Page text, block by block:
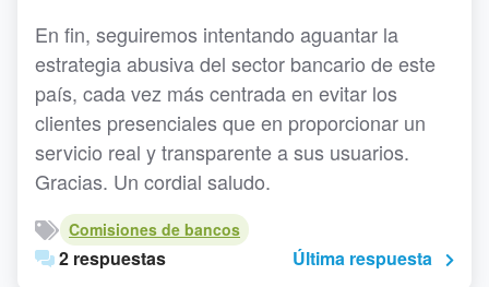
En fin, seguiremos intentando aguantar la
estrategia abusiva del sector bancario de este
país, cada vez más centrada en evitar los
clientes presenciales que en proporcionar un
servicio real y transparente a sus usuarios.
Gracias. Un cordial saludo.
Comisiones de bancos
2 respuestas Última respuesta